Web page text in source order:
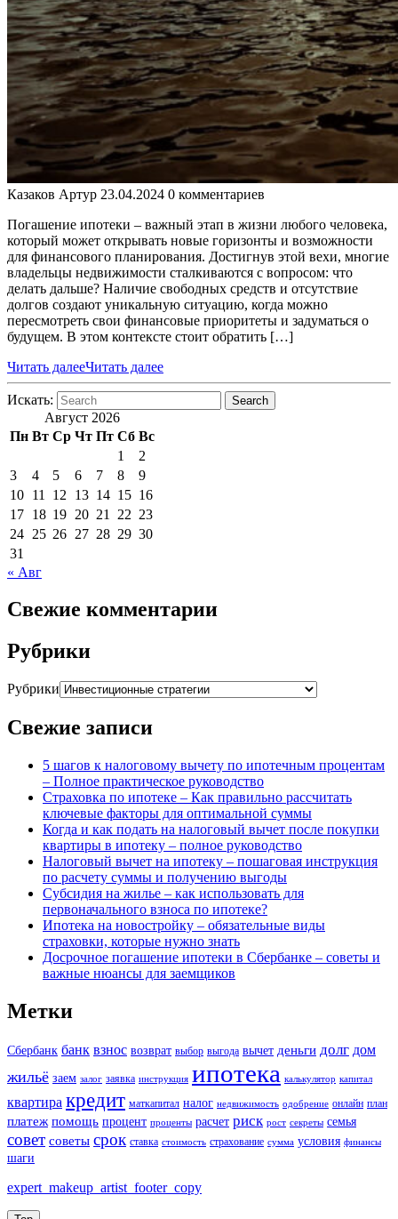
Казаков Артур 23.04.2024 0 комментариев
Погашение ипотеки – важный этап в жизни любого человека,
который может открывать новые горизонты и возможности
для финансового планирования. Достигнув этой вехи, многие
владельцы недвижимости сталкиваются с вопросом: что
делать дальше? Наличие свободных средств и отсутствие
долгов создают уникальную ситуацию, когда можно
пересмотреть свои финансовые приоритеты и задуматься о
будущем. В этом контексте стоит обратить […]
Читать далееЧитать далее
Искать: Search
Август 2026
Пн Вт Ср Чт Пт Сб Вс
1
2
3
4 5 6 7 8
9
10 11 12 13 14 15 16
17 18 19 20 21 22 23
24 25 26 27 28 29 30
31
« Авг
Свежие комментарии
Рубрики
Рубрики
Свежие записи
5 шагов к налоговому вычету по ипотечным процентам
– Полное практическое руководство
Страховка по ипотеке – Как правильно рассчитать
ключевые факторы для оптимальной суммы
Когда и как подать на налоговый вычет после покупки
квартиры в ипотеку – полное руководство
Налоговый вычет на ипотеку – пошаговая инструкция
по расчету суммы и получению выгоды
Субсидия на жилье – как использовать для
первоначального взноса по ипотеке?
Ипотека на новостройку – обязательные виды
страховки, которые нужно знать
Досрочное погашение ипотеки в Сбербанке – советы и
важные нюансы для заемщиков
Метки
Сбербанк банк взнос возврат выбор выгода вычет деньги долг дом
жильё заем залог заявка инструкция ипотека калькулятор капитал
квартира кредит маткапитал налог недвижимость одобрение онлайн план
платеж помощь процент проценты расчет риск рост секреты семья
совет советы срок ставка стоимость страхование сумма условия финансы
шаги
expert_makeup_artist_footer_copy